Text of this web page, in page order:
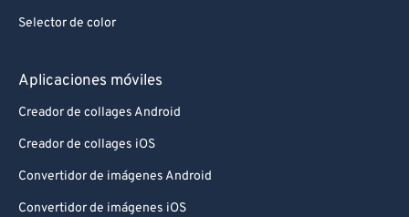
Selector de color
Aplicaciones móviles
Creador de collages Android
Creador de collages iOS
Convertidor de imágenes Android
Convertidor de imágenes iOS